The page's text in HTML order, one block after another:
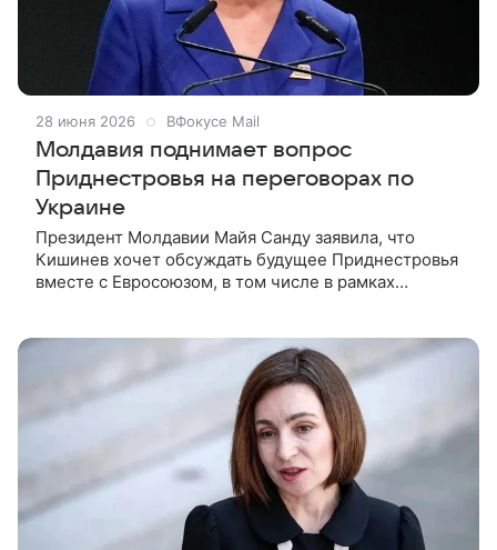
28 июня 2026 ВФокусе Mail
Молдавия поднимает вопрос
Приднестровья на переговорах по
Украине
Президент Молдавии Майя Санду заявила, что
Кишинев хочет обсуждать будущее Приднестровья
вместе с Евросоюзом, в том числе в рамках